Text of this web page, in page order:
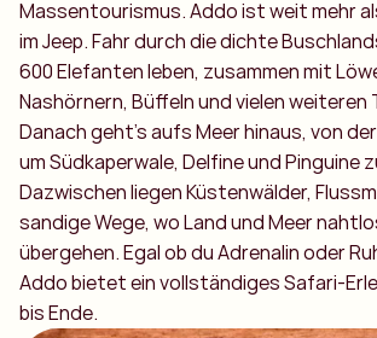
Massentourismus. Addo ist weit mehr
im Jeep. Fahr durch die dichte
600 Elefanten leben, zusammen mit
Nashörnern, Büffeln und vielen weiteren
Danach geht’s aufs Meer hinaus, von
um Südkaperwale, Delfine und Pinguine
Dazwischen liegen Küstenwälder,
sandige Wege, wo Land und Meer
übergehen. Egal ob du Adrenalin oder
Addo bietet ein vollständiges Safari-
bis Ende.